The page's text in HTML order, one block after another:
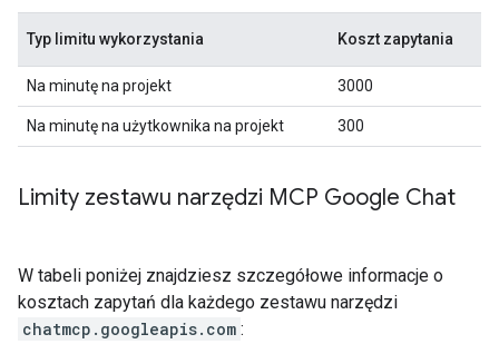
Typ limitu wykorzystania Koszt zapytania
Na minutę na projekt 3000
Na minutę na użytkownika na projekt 300
Limity zestawu narzędzi MCP Google Chat
W tabeli poniżej znajdziesz szczegółowe informacje o
kosztach zapytań dla każdego zestawu narzędzi
chatmcp.googleapis.com :